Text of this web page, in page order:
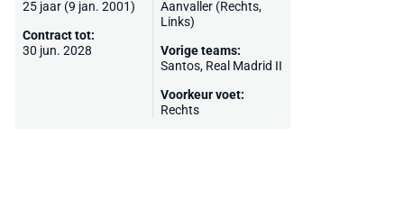
25 jaar (9 jan. 2001)
Contract tot:
30 jun. 2028
Aanvaller (Rechts,
Links)
Vorige teams:
Santos, Real Madrid II
Voorkeur voet:
Rechts